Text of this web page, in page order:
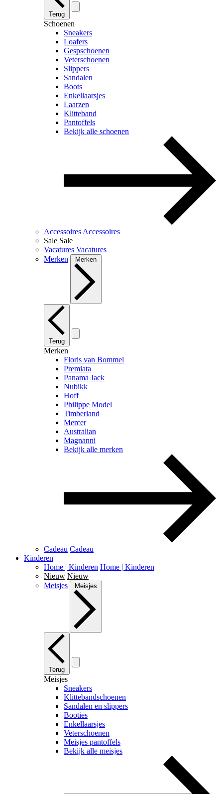
Terug
Schoenen
Sneakers
Loafers
Gespschoenen
Veterschoenen
Slippers
Sandalen
Boots
Enkellaarsjes
Laarzen
Klitteband
Pantoffels
Bekijk alle schoenen
Accessoires Accessoires
Sale Sale
Vacatures Vacatures
Merken
Merken
Terug
Merken
Floris van Bommel
Premiata
Panama Jack
Nubikk
Hoff
Philippe Model
Timberland
Mercer
Australian
Magnanni
Bekijk alle merken
Cadeau Cadeau
Kinderen
Home | Kinderen Home | Kinderen
Nieuw Nieuw
Meisjes
Meisjes
Terug
Meisjes
Sneakers
Klittebandschoenen
Sandalen en slippers
Booties
Enkellaarsjes
Veterschoenen
Meisjes pantoffels
Bekijk alle meisjes